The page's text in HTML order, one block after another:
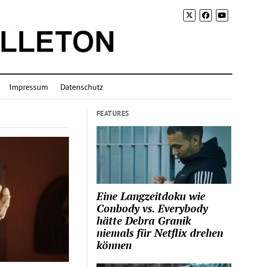
Impressum Datenschutz
FEATURES
Eine Langzeitdoku wie
Conbody vs. Everybody
hätte Debra Granik
niemals für Netflix drehen
können